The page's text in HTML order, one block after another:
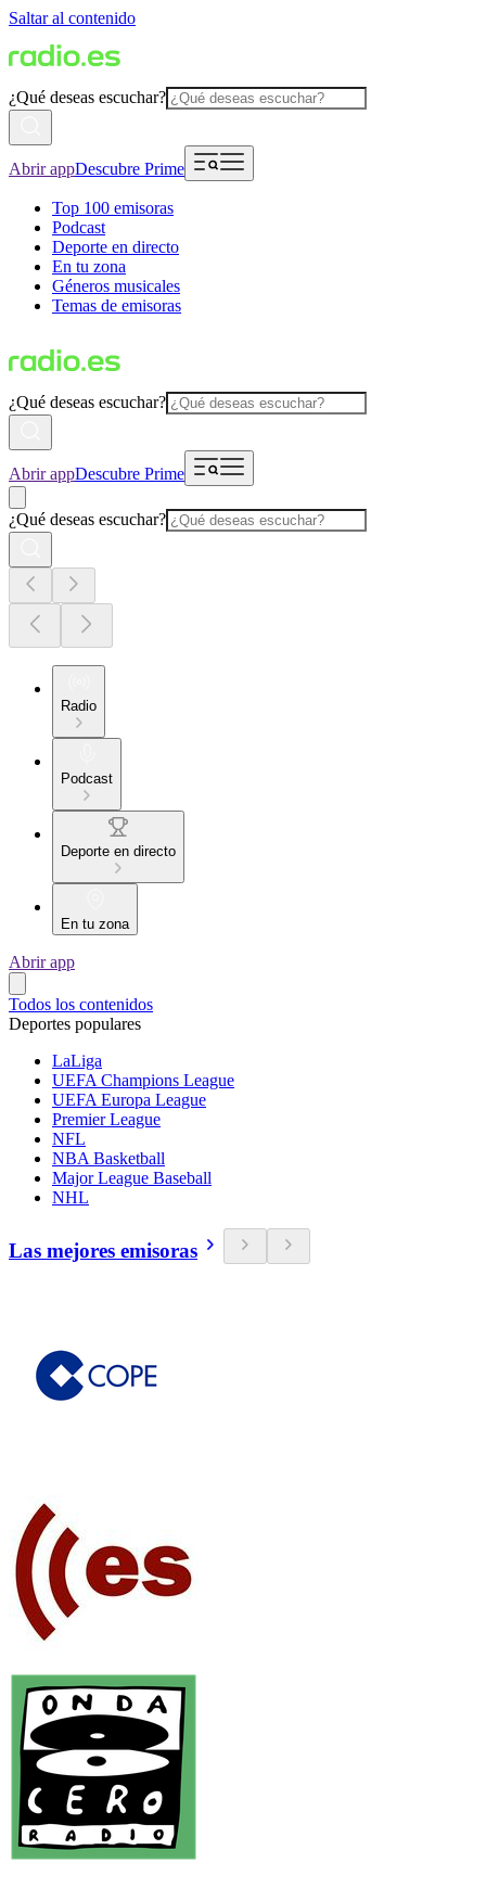
Saltar al contenido
¿Qué deseas escuchar?
Abrir appDescubre Prime
Top 100 emisoras
Podcast
Deporte en directo
En tu zona
Géneros musicales
Temas de emisoras
¿Qué deseas escuchar?
Abrir appDescubre Prime
¿Qué deseas escuchar?
Radio
Podcast
Deporte en directo
En tu zona
Abrir app
Todos los contenidos
Deportes populares
LaLiga
UEFA Champions League
UEFA Europa League
Premier League
NFL
NBA Basketball
Major League Baseball
NHL
Las mejores emisoras